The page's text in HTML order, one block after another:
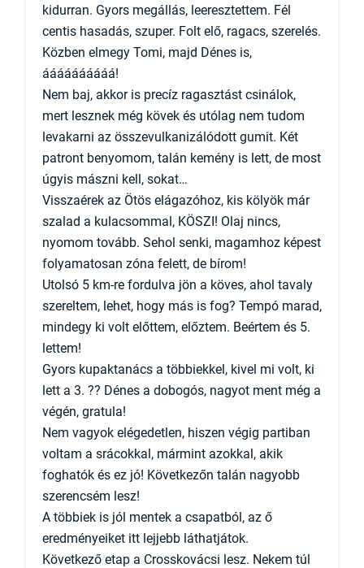
kidurran. Gyors megállás, leeresztettem. Fél
centis hasadás, szuper. Folt elő, ragacs, szerelés.
Közben elmegy Tomi, majd Dénes is,
áááááááááá!
Nem baj, akkor is precíz ragasztást csinálok,
mert lesznek még kövek és utólag nem tudom
levakarni az összevulkanizálódott gumit. Két
patront benyomom, talán kemény is lett, de most
úgyis mászni kell, sokat…
Visszaérek az Ötös elágazóhoz, kis kölyök már
szalad a kulacsommal, KÖSZI! Olaj nincs,
nyomom tovább. Sehol senki, magamhoz képest
folyamatosan zóna felett, de bírom!
Utolsó 5 km-re fordulva jön a köves, ahol tavaly
szereltem, lehet, hogy más is fog? Tempó marad,
mindegy ki volt előttem, előztem. Beértem és 5.
lettem!
Gyors kupaktanács a többiekkel, kivel mi volt, ki
lett a 3. ?? Dénes a dobogós, nagyot ment még a
végén, gratula!
Nem vagyok elégedetlen, hiszen végig partiban
voltam a srácokkal, mármint azokkal, akik
foghatók és ez jó! Következőn talán nagyobb
szerencsém lesz!
A többiek is jól mentek a csapatból, az ő
eredményeiket itt lejjebb láthatjátok.
Következő etap a Crosskovácsi lesz. Nekem túl